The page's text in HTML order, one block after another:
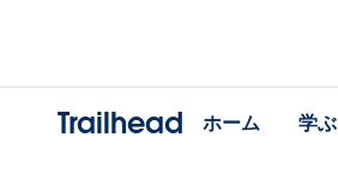
Trailhead ホーム 学ぶ